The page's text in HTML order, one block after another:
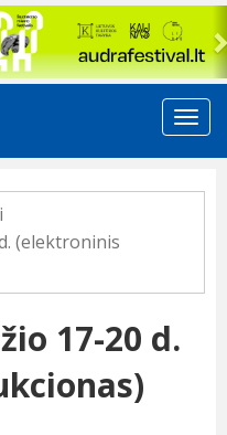
(elektroninis
17-20 d.